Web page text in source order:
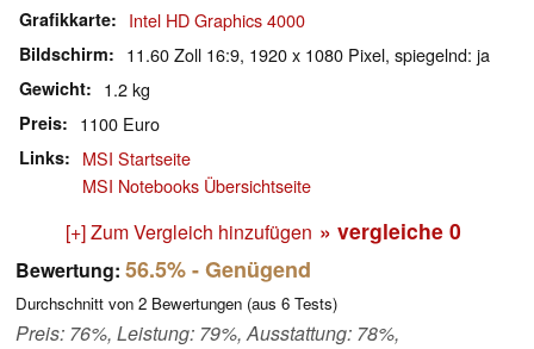
Grafikkarte Intel HD Graphics 4000
Bildschirm 11.60 Zoll 16:9, 1920 x 1080 Pixel, spiegelnd: ja
Gewicht 1.2 kg
Preis 1100 Euro
Links
MSI Startseite
MSI Notebooks Übersichtseite
[+] Zum Vergleich hinzufügen » vergleiche 0
Bewertung: 56.5%- Genügend
Durchschnitt von 2 Bewertungen (aus 6 Tests)
Preis: 76%, Leistung: 79%, Ausstattung: 78%,